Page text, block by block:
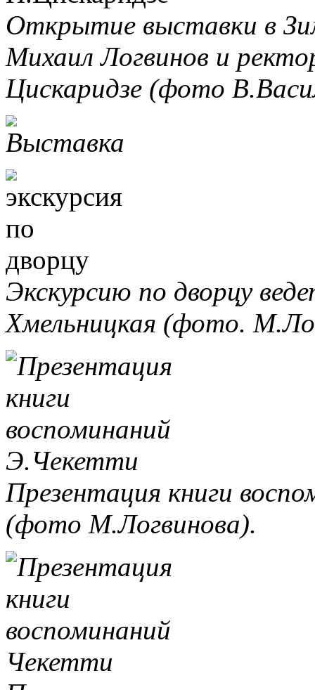
Открытие выставки в
Михаил Логвинов и
Цискаридзе (фото
Экскурсию по дворцу
Хмельницкая (фото.
Презентация книги
(фото М.Логвинова).